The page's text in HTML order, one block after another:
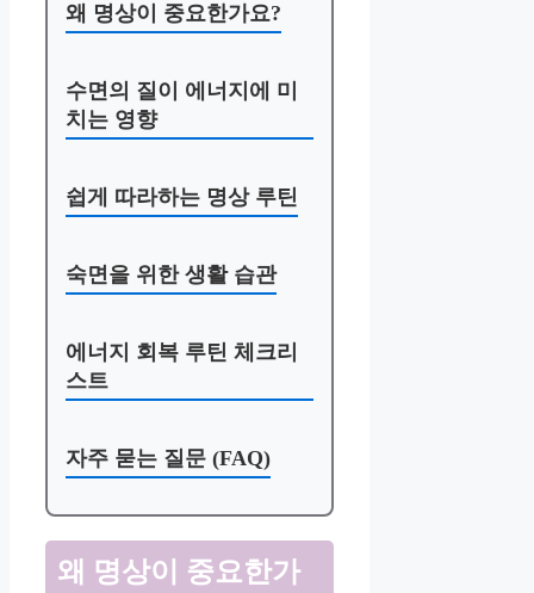
왜 명상이 중요한가요?
수면의 질이 에너지에 미
치는 영향
쉽게 따라하는 명상 루틴
숙면을 위한 생활 습관
에너지 회복 루틴 체크리
스트
자주 묻는 질문 (FAQ)
왜 명상이 중요한가